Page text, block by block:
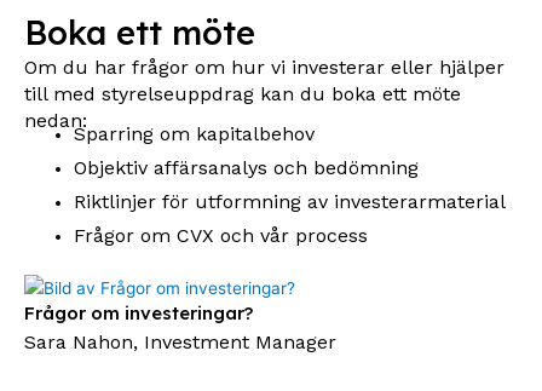
Boka ett möte
Om du har frågor om hur vi investerar eller hjälper
till med styrelseuppdrag kan du boka ett möte
nedan:
Sparring om kapitalbehov
Objektiv affärsanalys och bedömning
Riktlinjer för utformning av investerarmaterial
Frågor om CVX och vår process
Frågor om investeringar?
Sara Nahon, Investment Manager